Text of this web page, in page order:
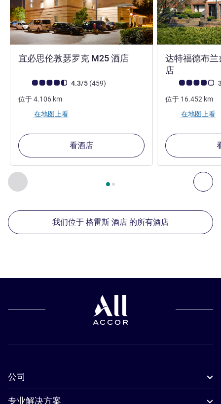
上一个 - 我们在附近的其他酒店 下
第 1页，共 , 我们在附近的其他酒店 1 :, 我们在附近的
宜必思伦敦瑟罗克 M25 酒店3 星
客户意见评级 (ALL 评级)
4.3/5 (459评论
)
位于4.106 km
在地图上看
看酒店
达特福德布
店
客户意见评级
位于 16.452 km
在地图上看
我们位于 格雷斯 酒店 的所有酒店
公司
专业解决方案